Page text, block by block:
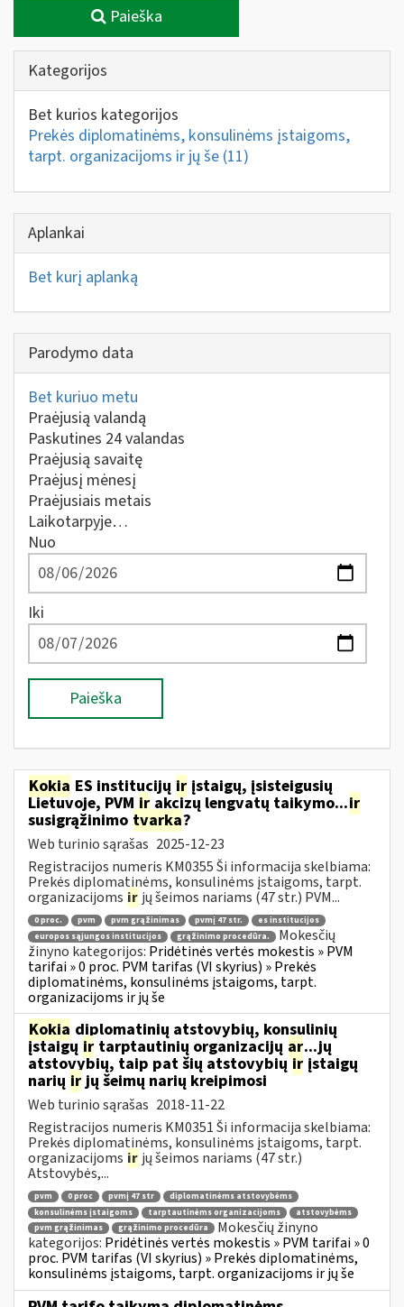
Paieška
Kategorijos
Bet kurios kategorijos
Prekės diplomatinėms, konsulinėms įstaigoms,
tarpt. organizacijoms ir jų še (11)
Aplankai
Bet kurį aplanką
Parodymo data
Bet kuriuo metu
Praėjusią valandą
Paskutines 24 valandas
Praėjusią savaitę
Praėjusį mėnesį
Praėjusiais metais
Laikotarpyje…
Nuo
Iki
Paieška
Kokia ES institucijų ir įstaigų, įsisteigusių
Lietuvoje, PVM ir akcizų lengvatų taikymo...ir
susigrąžinimo tvarka?
Web turinio sąrašas 2025-12-23
Registracijos numeris KM0355 Ši informacija skelbiama:
Prekės diplomatinėms, konsulinėms įstaigoms, tarpt.
organizacijoms ir jų šeimos nariams (47 str.) PVM...
0 proc. pvm pvm grąžinimas pvmį 47 str.
es institucijos
europos sąjungos institucijos
grąžinimo procedūra.
Mokesčių
žinyno kategorijos: Pridėtinės vertės mokestis » PVM
tarifai » 0 proc. PVM tarifas (VI skyrius) » Prekės
diplomatinėms, konsulinėms įstaigoms, tarpt.
organizacijoms ir jų še
Kokia diplomatinių atstovybių, konsulinių
įstaigų ir tarptautinių organizacijų ar...jų
atstovybių, taip pat šių atstovybiųir įstaigų
narių irjų šeimų narių kreipimosi
Web turinio sąrašas 2018-11-22
Registracijos numeris KM0351 Ši informacija skelbiama:
Prekės diplomatinėms, konsulinėms įstaigoms, tarpt.
organizacijoms ir jų šeimos nariams (47 str.)
Atstovybės,...
pvm 0 proc pvmį 47 str
diplomatinėms atstovybėms
konsulinėms įstaigoms
tarptautinėms organizacijoms
atstovybėms
pvm grąžinimas
grąžinimo procedūra
Mokesčių žinyno
kategorijos: Pridėtinės vertės mokestis » PVM tarifai » 0
proc. PVM tarifas (VI skyrius) » Prekės diplomatinėms,
konsulinėms įstaigoms, tarpt. organizacijoms ir jų še